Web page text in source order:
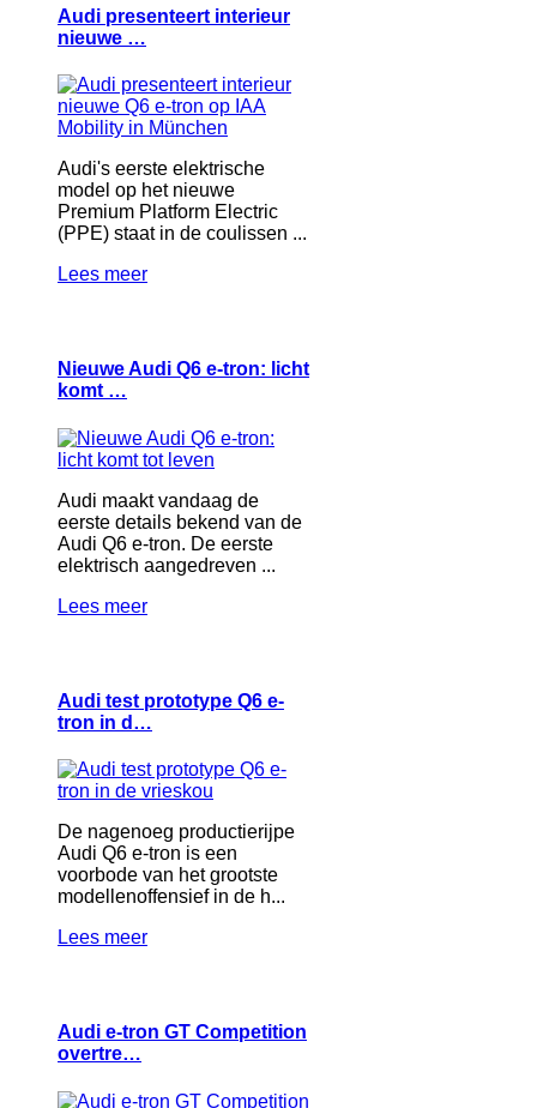
Audi presenteert interieur
nieuwe …
Audi's eerste elektrische
model op het nieuwe
Premium Platform Electric
(PPE) staat in de coulissen ...
Lees meer
Nieuwe Audi Q6 e-tron: licht
komt …
Audi maakt vandaag de
eerste details bekend van de
Audi Q6 e-tron. De eerste
elektrisch aangedreven ...
Lees meer
Audi test prototype Q6 e-
tron in d…
De nagenoeg productierijpe
Audi Q6 e-tron is een
voorbode van het grootste
modellenoffensief in de h...
Lees meer
Audi e-tron GT Competition
overtre…